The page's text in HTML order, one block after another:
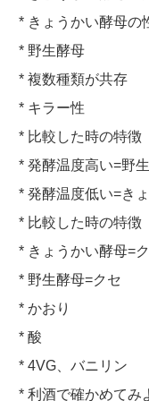
* きょうかい酵母の
* 野生酵母
* 複数種類が共存
* キラー性
* 比較した時の特徴
* 発酵温度高い=野生
* 発酵温度低い=き
* 比較した時の特徴
* きょうかい酵母=
* 野生酵母=クセ
* かおり
* 酸
* 4VG、バニリン
* 利酒で確かめてみ